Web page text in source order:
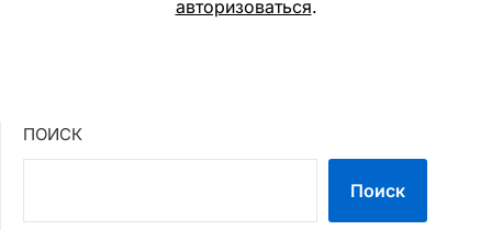
авторизоваться.
ПОИСК
Поиск